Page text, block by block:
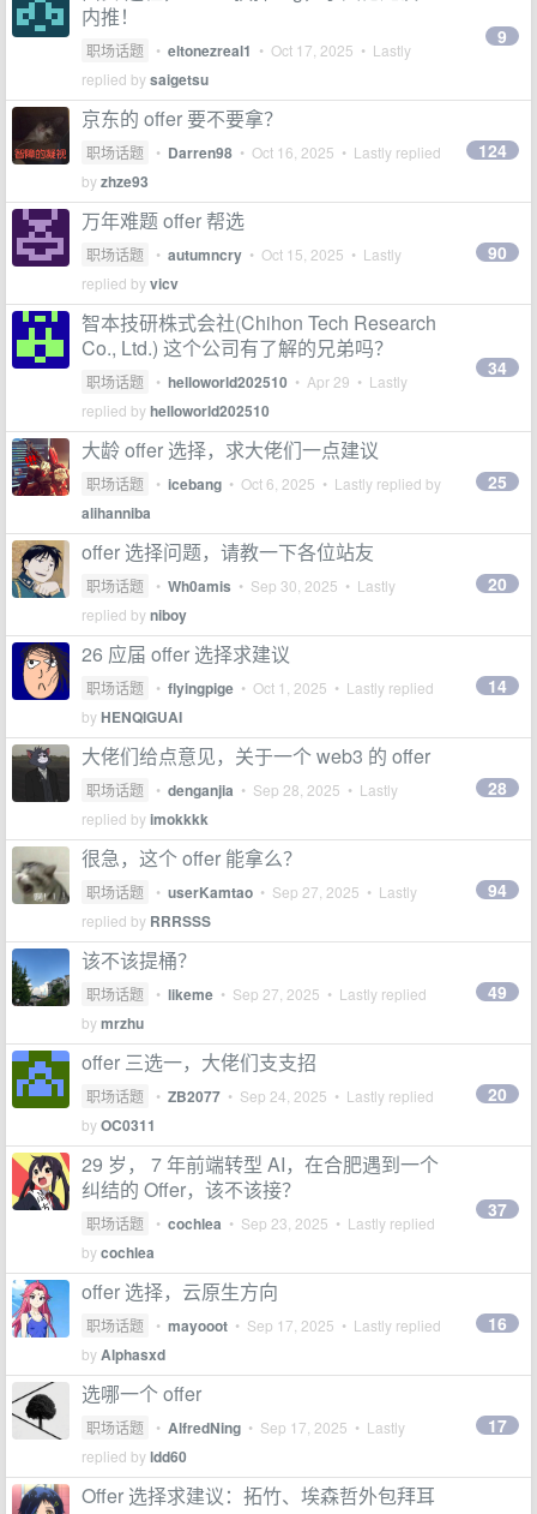
内推！
职场话题 • eltonezreal1 • Oct 17, 2025 • Lastly
replied bysaigetsu
9
京东的 offer 要不要拿？
职场话题 • Darren98 • Oct 16, 2025 • Lastly replied
byzhze93
124
万年难题 offer 帮选
职场话题 • autumncry • Oct 15, 2025 • Lastly
replied byvicv
90
智本技研株式会社(Chihon Tech Research
Co., Ltd.) 这个公司有了解的兄弟吗？
职场话题 • helloworld202510 • Apr 29 • Lastly
replied byhelloworld202510
34
大龄 offer 选择，求大佬们一点建议
职场话题 • icebang • Oct 6, 2025 • Lastly replied by
alihanniba
25
offer 选择问题，请教一下各位站友
职场话题 • Wh0amis • Sep 30, 2025 • Lastly
replied byniboy
20
26 应届 offer 选择求建议
职场话题 • flyingpige • Oct 1, 2025 • Lastly replied
byHENQIGUAI
14
大佬们给点意见，关于一个 web3 的 offer
职场话题 • denganjia • Sep 28, 2025 • Lastly
replied byimokkkk
28
很急，这个 offer 能拿么？
职场话题 • userKamtao • Sep 27, 2025 • Lastly
replied by RRRSSS
94
该不该提桶？
职场话题 • likeme • Sep 27, 2025 • Lastly replied
bymrzhu
49
offer 三选一，大佬们支支招
职场话题 • ZB2077 • Sep 24, 2025 • Lastly replied
byOC0311
20
29 岁， 7 年前端转型 AI，在合肥遇到一个
纠结的 Offer，该不该接？
职场话题 • cochlea • Sep 23, 2025 • Lastly replied
bycochlea
37
offer 选择，云原生方向
职场话题 • mayooot • Sep 17, 2025 • Lastly replied
byAlphasxd
16
选哪一个 offer
职场话题 • AlfredNing • Sep 17, 2025 • Lastly
replied byldd60
17
Offer 选择求建议：拓竹、埃森哲外包拜耳